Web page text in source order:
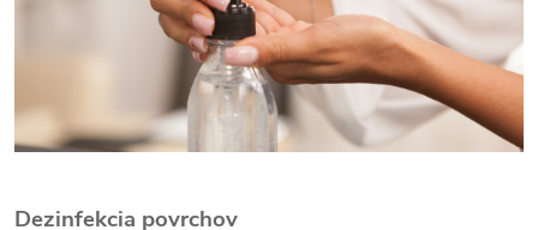
Dezinfekcia povrchov